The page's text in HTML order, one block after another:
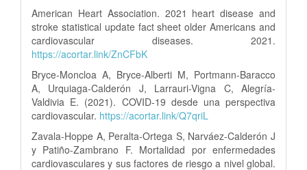
American Heart Association. 2021 heart disease and
stroke statistical update fact sheet older Americans and
cardiovascular diseases. 2021.
https://acortar.link/ZnCFbK
Bryce-Moncloa A, Bryce-Alberti M, Portmann-Baracco
A, Urquiaga-Calderón J, Larrauri-Vigna C, Alegría-
Valdivia E. (2021). COVID-19 desde una perspectiva
cardiovascular. https://acortar.link/Q7qriL
Zavala-Hoppe A, Peralta-Ortega S, Narváez-Calderón J
y Patiño-Zambrano F. Mortalidad por enfermedades
cardiovasculares y sus factores de riesgo a nivel global.